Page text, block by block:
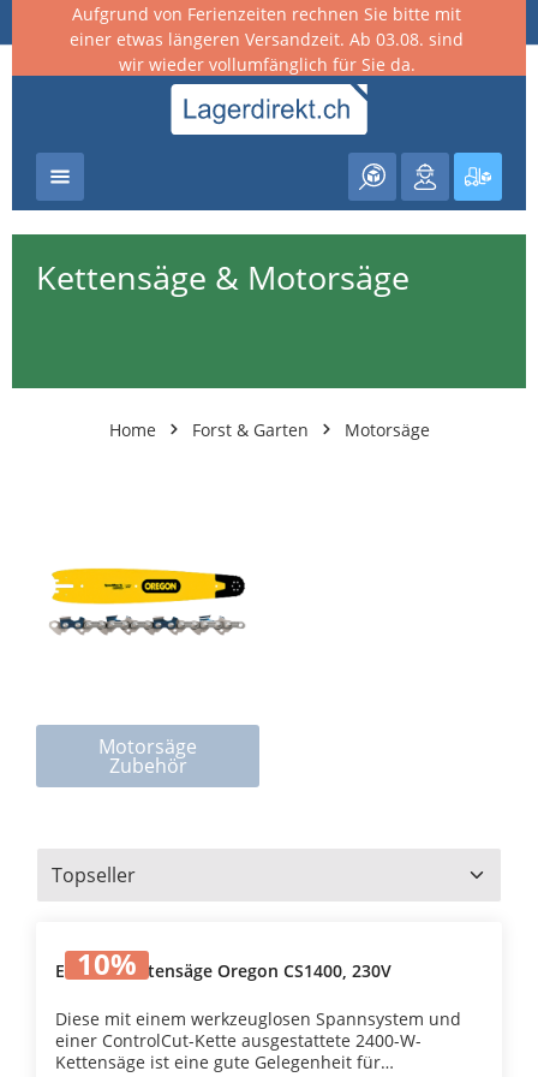
springen
Aufgrund von Ferienzeiten rechnen Sie bitte mit
einer etwas längeren Versandzeit. Ab 03.08. sind
wir wieder vollumfänglich für Sie da.
Kettensäge & Motorsäge
Home Forst & Garten Motorsäge
Motorsäge
Zubehör
10%
Elektro-Kettensäge Oregon CS1400, 230V
Diese mit einem werkzeuglosen Spannsystem und
einer ControlCut-Kette ausgestattete 2400-W-
Kettensäge ist eine gute Gelegenheit für